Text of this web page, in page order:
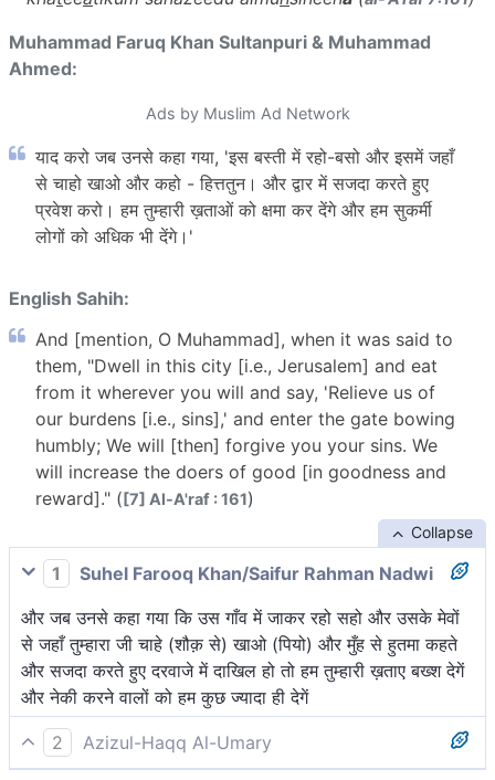
Muhammad Faruq Khan Sultanpuri & Muhammad
Ahmed:
Ads by Muslim Ad Network
याद करो जब उनसे कहा गया, 'इस बस्ती में रहो-बसो और इसमें जहाँ
से चाहो खाओ और कहो - हित्ततुन। और द्वार में सजदा करते हुए
प्रवेश करो। हम तुम्हारी ख़ताओं को क्षमा कर देंगे और हम सुकर्मी
लोगों को अधिक भी देंगे।'
English Sahih:
And [mention, O Muhammad], when it was said to
them, "Dwell in this city [i.e., Jerusalem] and eat
from it wherever you will and say, 'Relieve us of
our burdens [i.e., sins],' and enter the gate bowing
humbly; We will [then] forgive you your sins. We
will increase the doers of good [in goodness and
reward]." ([7] Al-A'raf : 161)
Collapse
1
Suhel Farooq Khan/Saifur Rahman Nadwi
और जब उनसे कहा गया कि उस गाँव में जाकर रहो सहो और उसके मेवों
से जहाँ तुम्हारा जी चाहे (शौक़ से) खाओ (पियो) और मुँह से हुतमा कहते
और सजदा करते हुए दरवाजे में दाखिल हो तो हम तुम्हारी ख़ताए बख्श देगें
और नेकी करने वालों को हम कुछ ज्यादा ही देगें
2
Azizul-Haqq Al-Umary